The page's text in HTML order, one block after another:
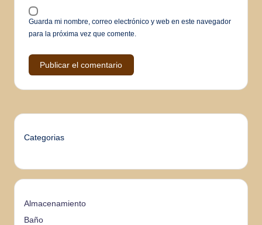
Guarda mi nombre, correo electrónico y web en este navegador
para la próxima vez que comente.
Categorias
Almacenamiento
Baño